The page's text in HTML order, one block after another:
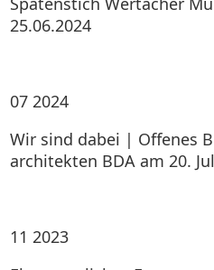
25.06.2024
07 2024
Wir sind dabei | Offenes
architekten BDA am 20.
11 2023